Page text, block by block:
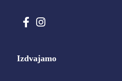
Izdvajamo